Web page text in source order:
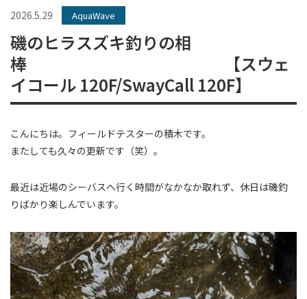
2026.5.29 AquaWave
磯のヒラスズキ釣りの相
棒 【スウェ
イコール 120F/SwayCall 120F】
こんにちは。フィールドテスターの積木です。
またしても久々の更新です（笑）。
最近は近場のシーバスへ行く時間がなかなか取れず、休日は磯釣
りばかり楽しんでいます。